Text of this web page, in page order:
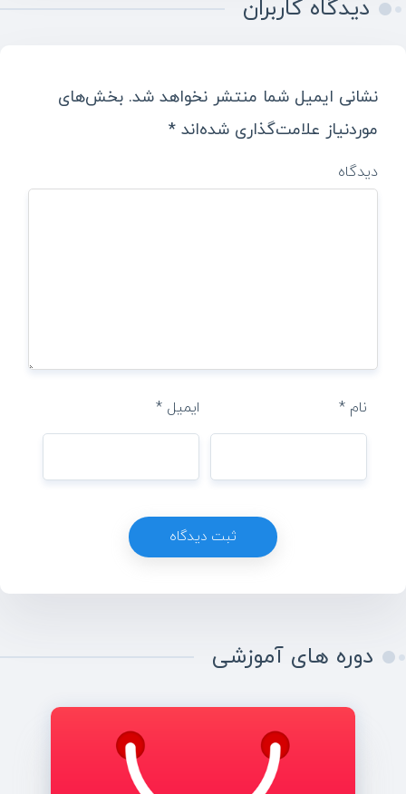
دیدگاه کاربران
نشانی ایمیل شما منتشر نخواهد شد. بخش‌های
موردنیاز علامت‌گذاری شده‌اند*
دیدگاه
نام * ایمیل *
دوره های آموزشی